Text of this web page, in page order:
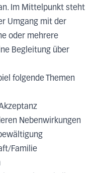
Im Mittelpunkt steht
Umgang mit der
oder mehrere
Begleitung über
folgende Themen
Nebenwirkungen
Familie